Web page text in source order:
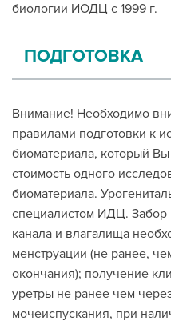
биологии ИОДЦ с 1999 г.
ПОДГОТОВКА
Внимание! Необходимо
правилами подготовки к
биоматериала, который
стоимость одного
биоматериала.
специалистом ИДЦ. Забор
канала и влагалища
менструации (не ранее,
окончания); получение
уретры не ранее чем
мочеиспускания, при